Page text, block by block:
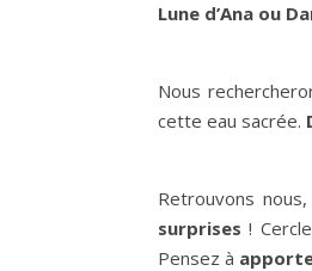
Lune d’Ana ou
Nous
cette eau sacrée.
Retrouvons nous,
surprises !
Pensez à